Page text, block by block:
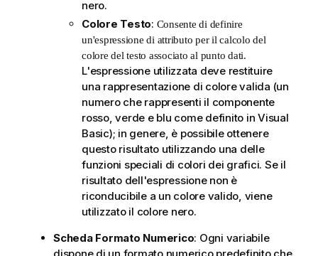
nero.
Colore Testo: Consente di definire
un'espressione di attributo per il calcolo del
colore del testo associato al punto dati.
L'espressione utilizzata deve restituire
una rappresentazione di colore valida (un
numero che rappresenti il componente
rosso, verde e blu come definito in Visual
Basic); in genere, è possibile ottenere
questo risultato utilizzando una delle
funzioni speciali di colori dei grafici. Se il
risultato dell'espressione non è
riconducibile a un colore valido, viene
utilizzato il colore nero.
Scheda Formato Numerico: Ogni variabile